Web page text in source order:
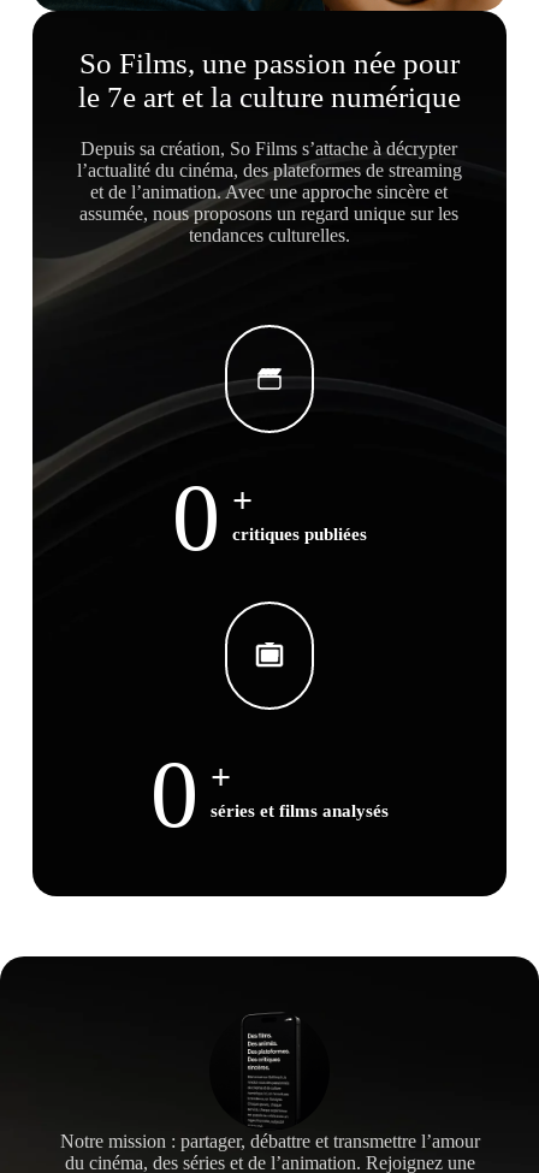
So Films, une passion née pour
le 7e art et la culture numérique
Depuis sa création, So Films s’attache à décrypter
l’actualité du cinéma, des plateformes de streaming
et de l’animation. Avec une approche sincère et
assumée, nous proposons un regard unique sur les
tendances culturelles.
0 +
critiques publiées
0 +
séries et films analysés
Notre mission : partager, débattre et transmettre l’amour
du cinéma, des séries et de l’animation. Rejoignez une